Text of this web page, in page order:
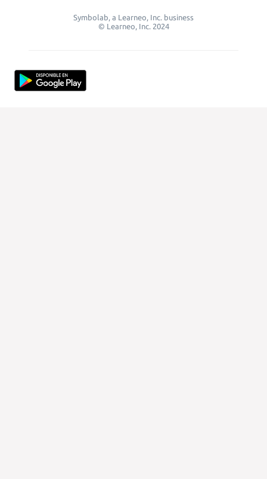
Symbolab, a Learneo, Inc. business
© Learneo, Inc. 2024